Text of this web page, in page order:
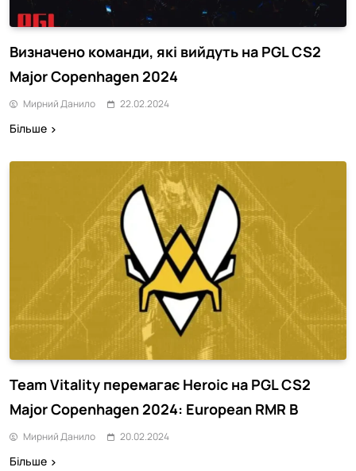
Визначено команди, які вийдуть на PGL CS2
Major Copenhagen 2024
Мирний Данило 22.02.2024
Більше
Team Vitality перемагає Heroic на PGL CS2
Major Copenhagen 2024: European RMR B
Мирний Данило 20.02.2024
Більше